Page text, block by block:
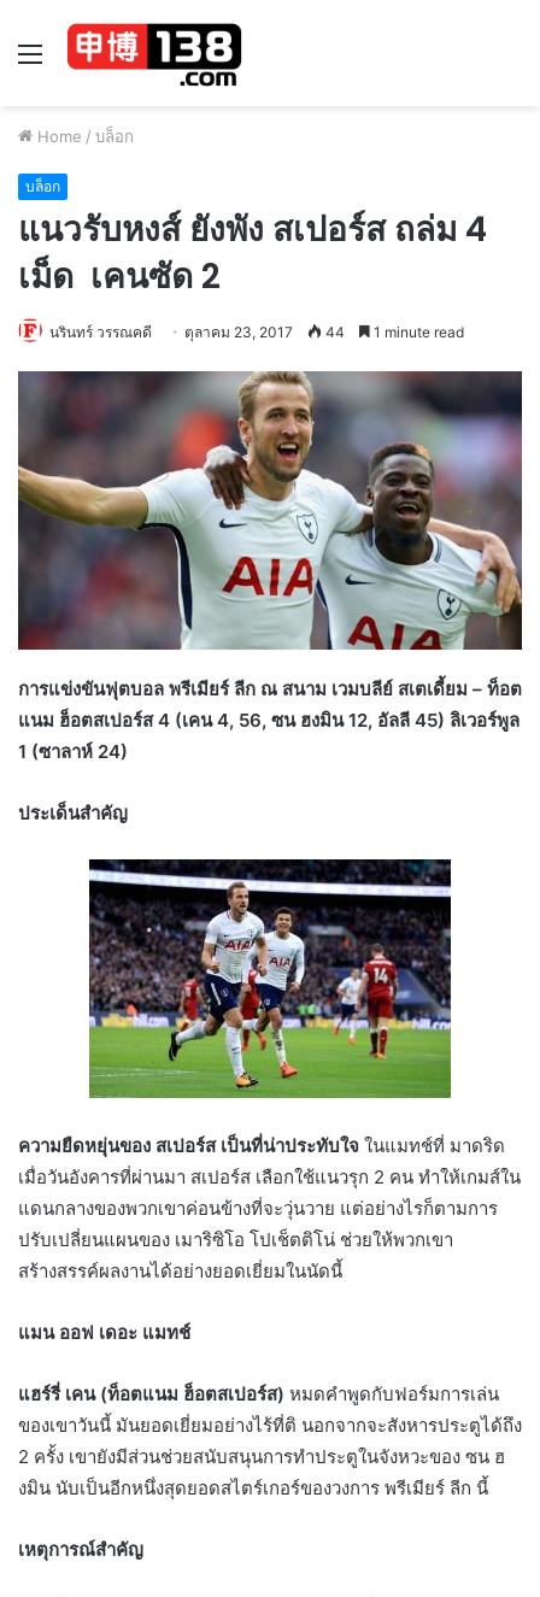
Menu
Home / บล็อก
บล็อก
แนวรับหงส์ ยังพัง สเปอร์ส ถล่ม 4
เม็ด เคนซัด 2
นรินทร์ วรรณคดี ตุลาคม 23, 2017 44 1 minute read
การแข่งขันฟุตบอล พรีเมียร์ ลีก ณ สนาม เวมบลีย์ สเตเดี้ยม – ท็อต
แนม ฮ็อตสเปอร์ส 4 (เคน 4, 56, ซน ฮงมิน 12, อัลลี 45) ลิเวอร์พูล
1 (ซาลาห์ 24)
ประเด็นสำคัญ
ความยืดหยุ่นของ สเปอร์ส เป็นที่น่าประทับใจ ในแมทช์ที่ มาดริด
เมื่อวันอังคารที่ผ่านมา สเปอร์ส เลือกใช้แนวรุก 2 คน ทำให้เกมส์ใน
แดนกลางของพวกเขาค่อนข้างที่จะวุ่นวาย แต่อย่างไรก็ตามการ
ปรับเปลี่ยนแผนของ เมาริซิโอ โปเช็ตติโน่ ช่วยให้พวกเขา
สร้างสรรค์ผลงานได้อย่างยอดเยี่ยมในนัดนี้
แมน ออฟ เดอะ แมทช์
แฮร์รี่ เคน (ท็อตแนม ฮ็อตสเปอร์ส) หมดคำพูดกับฟอร์มการเล่น
ของเขาวันนี้ มันยอดเยี่ยมอย่างไร้ที่ติ นอกจากจะสังหารประตูได้ถึง
2 ครั้ง เขายังมีส่วนช่วยสนับสนุนการทำประตูในจังหวะของ ซน ฮ
งมิน นับเป็นอีกหนึ่งสุดยอดสไตร์เกอร์ของวงการ พรีเมียร์ ลีก นี้
เหตุการณ์สำคัญ